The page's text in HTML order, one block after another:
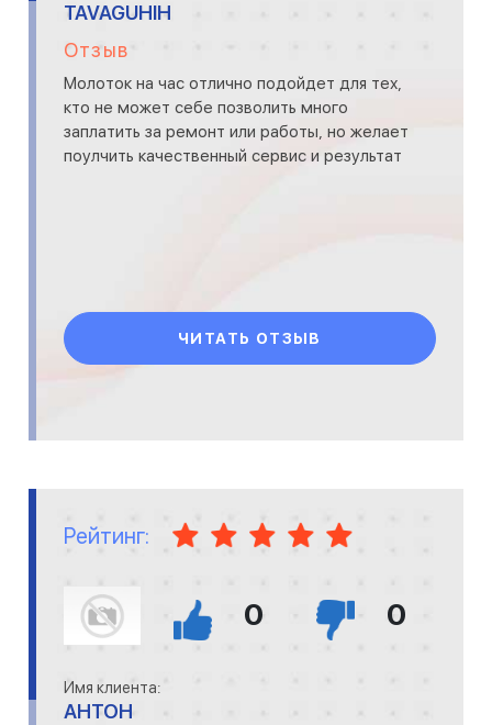
TAVAGUHIH
Отзыв
Молоток на час отлично подойдет для тех,
кто не может себе позволить много
заплатить за ремонт или работы, но желает
поулчить качественный сервис и результат
ЧИТАТЬ ОТЗЫВ
Рейтинг:
0 0
Имя клиента:
АНТОН